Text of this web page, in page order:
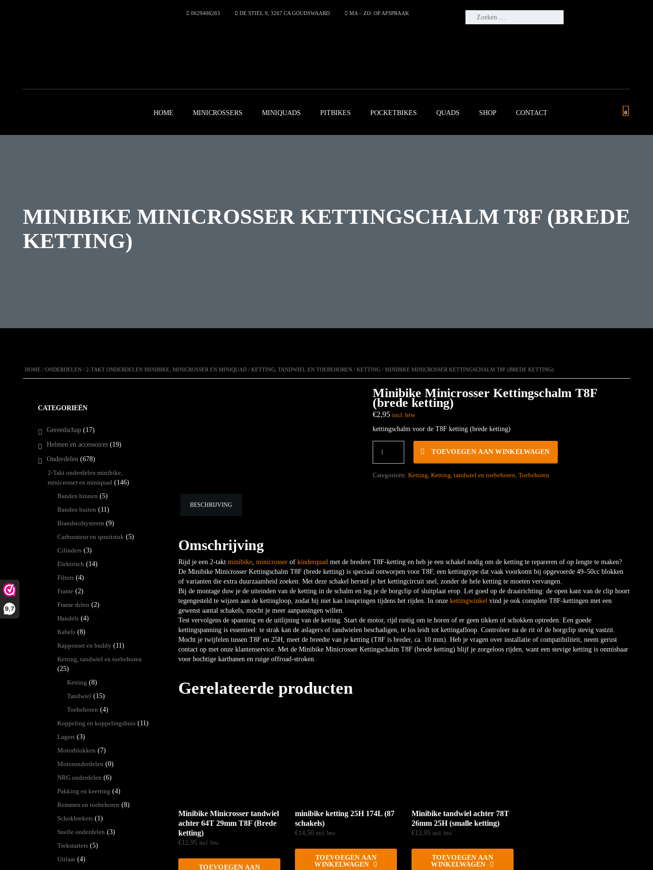
9,7
MA – ZO: OP AFSPRAAK
DE STIEL 9, 3267 CA GOUDSWAARD
0629406263
NAAR:
0
HOME MINICROSSERS MINIQUADS PITBIKES POCKETBIKES QUADS SHOP CONTACT
MINIBIKE MINICROSSER KETTINGSCHALM T8F (BREDE
KETTING)
HOME / ONDERDELEN / 2-TAKT ONDERDELEN MINIBIKE, MINICROSSER EN MINIQUAD / KETTING, TANDWIEL EN TOEBEHOREN / KETTING / MINIBIKE MINICROSSER KETTINGSCHALM T8F (BREDE KETTING)
Minibike Minicrosser Kettingschalm T8F
(brede ketting)
€2,95 incl. btw
kettingschalm voor de T8F ketting (brede ketting)
Minicrosser
Kettingschalm
T8F
TOEVOEGEN AAN WINKELWAGEN
Categorieën: Ketting, Ketting, tandwiel en toebehoren, Toebehoren
BESCHRIJVING
Omschrijving
Rijd je een 2-takt minibike, minicrosser of kinderquad met de bredere T8F-ketting en heb je een schakel nodig om de ketting te repareren of op lengte te maken?
De Minibike Minicrosser Kettingschalm T8F (brede ketting) is speciaal ontworpen voor T8F, een kettingtype dat vaak voorkomt bij opgevoerde 49–50cc blokken
of varianten die extra duurzaamheid zoeken. Met deze schakel herstel je het kettingcircuit snel, zonder de hele ketting te moeten vervangen.
Bij de montage duw je de uiteinden van de ketting in de schalm en leg je de borgclip of sluitplaat erop. Let goed op de draairichting: de open kant van de clip hoort
tegengesteld te wijzen aan de kettingloop, zodat hij niet kan losspringen tijdens het rijden. In onze kettingwinkel vind je ook complete T8F-kettingen met een
gewenst aantal schakels, mocht je meer aanpassingen willen.
Test vervolgens de spanning en de uitlijning van de ketting. Start de motor, rijd rustig om te horen of er geen tikken of schokken optreden. Een goede
kettingspanning is essentieel: te strak kan de aslagers of tandwielen beschadigen, te los leidt tot kettingafloop. Controleer na de rit of de borgclip stevig vastzit.
Mocht je twijfelen tussen T8F en 25H, meet de breedte van je ketting (T8F is breder, ca. 10 mm). Heb je vragen over installatie of compatibiliteit, neem gerust
contact op met onze klantenservice. Met de Minibike Minicrosser Kettingschalm T8F (brede ketting) blijf je zorgeloos rijden, want een stevige ketting is onmisbaar
voor bochtige kartbanen en ruige offroad-stroken.
Gerelateerde producten
Minibike Minicrosser tandwiel
achter 64T 29mm T8F (Brede
ketting)
€12,95 incl. btw
TOEVOEGEN AAN
minibike ketting 25H 174L (87
schakels)
€14,50 incl. btw
TOEVOEGEN AAN
WINKELWAGEN
Minibike tandwiel achter 78T
26mm 25H (smalle ketting)
€12,95 incl. btw
TOEVOEGEN AAN
WINKELWAGEN
CATEGORIEËN
Gereedschap (17)
Helmen en accessoires (19)
Onderdelen (678)
2-Takt onderdelen minibike,
minicrosser en miniquad (146)
Banden binnen (5)
Banden buiten (11)
Brandstofsysteem (9)
Carburateur en spruitstuk (5)
Cilinders (3)
Elektrisch (14)
Filters (4)
Frame (2)
Frame delen (2)
Handels (4)
Kabels (8)
Kappenset en buddy (11)
Ketting, tandwiel en toebehoren
(25)
Ketting (8)
Tandwiel (15)
Toebehoren (4)
Koppeling en koppelingshuis (11)
Lagers (3)
Motorblokken (7)
Motoronderdelen (0)
NRG onderdelen (6)
Pakking en keerring (4)
Remmen en toebehoren (8)
Schokbrekers (1)
Snelle onderdelen (3)
Trekstarters (5)
Uitlaat (4)